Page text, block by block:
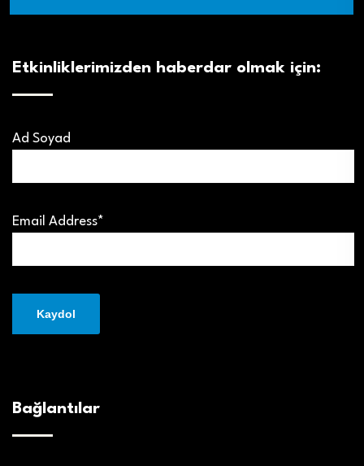
Etkinliklerimizden haberdar olmak için:
Ad Soyad
Email Address*
Bağlantılar